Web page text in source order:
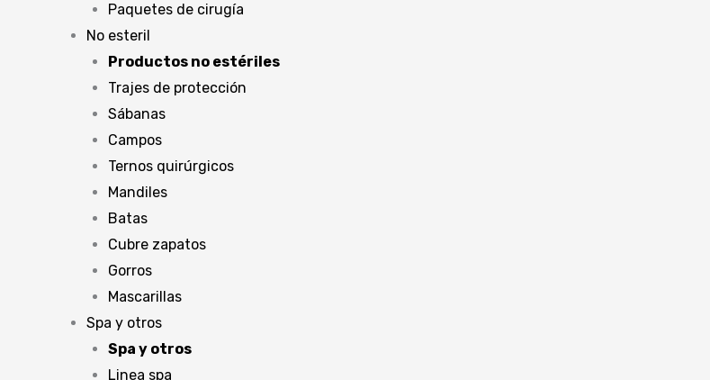
Paquetes de cirugía
No esteril
Productos no estériles
Trajes de protección
Sábanas
Campos
Ternos quirúrgicos
Mandiles
Batas
Cubre zapatos
Gorros
Mascarillas
Spa y otros
Spa y otros
Linea spa